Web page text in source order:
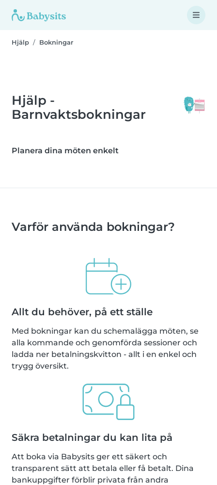
Hjälp Bokningar
Hjälp -
Barnvaktsbokningar
Planera dina möten enkelt
Varför använda bokningar?
Allt du behöver, på ett ställe
Med bokningar kan du schemalägga möten, se
alla kommande och genomförda sessioner och
ladda ner betalningskvitton - allt i en enkel och
trygg översikt.
Säkra betalningar du kan lita på
Att boka via Babysits ger ett säkert och
transparent sätt att betala eller få betalt. Dina
bankuppgifter förblir privata från andra